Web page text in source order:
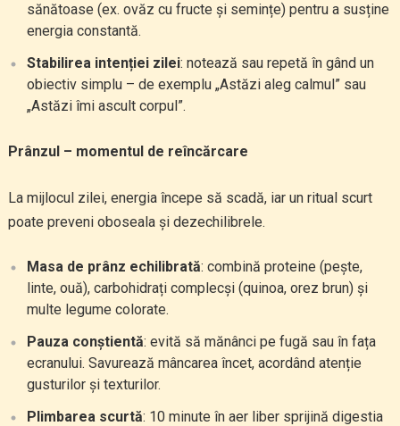
sănătoase (ex. ovăz cu fructe și semințe) pentru a susține
energia constantă.
Stabilirea intenției zilei: notează sau repetă în gând un
obiectiv simplu – de exemplu „Astăzi aleg calmul” sau
„Astăzi îmi ascult corpul”.
Prânzul – momentul de reîncărcare
La mijlocul zilei, energia începe să scadă, iar un ritual scurt
poate preveni oboseala și dezechilibrele.
Masa de prânz echilibrată: combină proteine (pește,
linte, ouă), carbohidrați complecși (quinoa, orez brun) și
multe legume colorate.
Pauza conștientă: evită să mănânci pe fugă sau în fața
ecranului. Savurează mâncarea încet, acordând atenție
gusturilor și texturilor.
Plimbarea scurtă: 10 minute în aer liber sprijină digestia